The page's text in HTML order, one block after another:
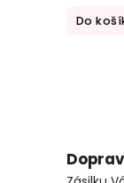
Do